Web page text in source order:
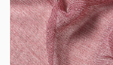
YOU TUBE